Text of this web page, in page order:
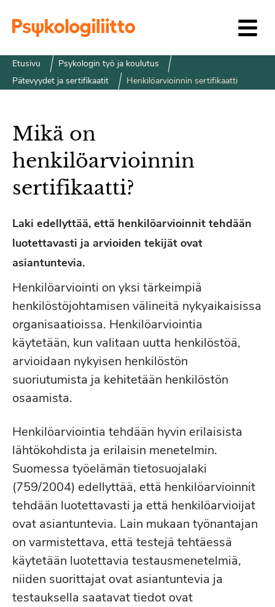
Etusivu
Psykologin työ ja koulutus
Pätevyydet ja sertifikaatit
Henkilöarvioinnin sertifikaatti
Mikä on
henkilöarvioinnin
sertifikaatti?
Laki edellyttää, että henkilöarvioinnit tehdään
luotettavasti ja arvioiden tekijät ovat
asiantuntevia.
Henkilöarviointi on yksi tärkeimpiä
henkilöstöjohtamisen välineitä nykyaikaisissa
organisaatioissa. Henkilöarviointia
käytetään, kun valitaan uutta henkilöstöä,
arvioidaan nykyisen henkilöstön
suoriutumista ja kehitetään henkilöstön
osaamista.
Henkilöarviointia tehdään hyvin erilaisista
lähtökohdista ja erilaisin menetelmin.
Suomessa työelämän tietosuojalaki
(759/2004) edellyttää, että henkilöarvioinnit
tehdään luotettavasti ja että henkilöarvioijat
ovat asiantuntevia. Lain mukaan työnantajan
on varmistettava, että testejä tehtäessä
käytetään luotettavia testausmenetelmiä,
niiden suorittajat ovat asiantuntevia ja
testauksella saatavat tiedot ovat